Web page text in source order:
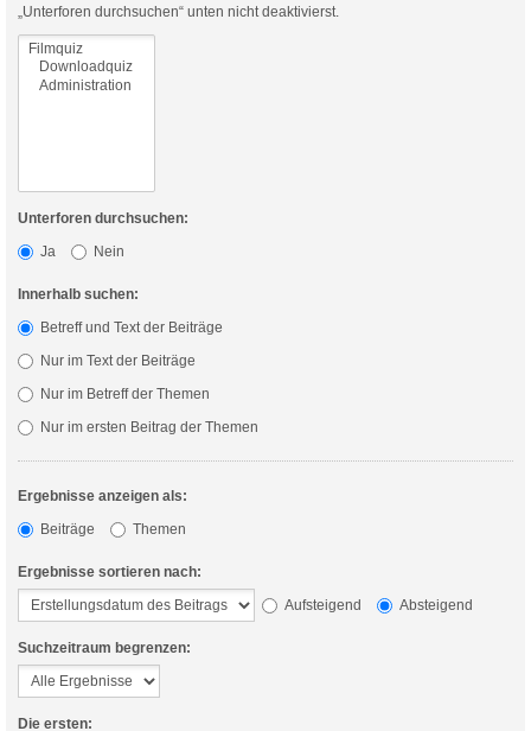
„Unterforen durchsuchen“ unten nicht deaktivierst.
Unterforen durchsuchen:
Ja
Nein
Innerhalb suchen:
Betreff und Text der Beiträge
Nur im Text der Beiträge
Nur im Betreff der Themen
Nur im ersten Beitrag der Themen
Ergebnisse anzeigen als:
Beiträge
Themen
Ergebnisse sortieren nach:
Aufsteigend
Absteigend
Suchzeitraum begrenzen:
Die ersten: